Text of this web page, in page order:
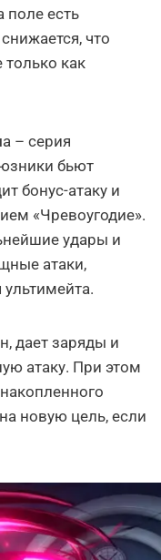
поле есть
что
как
а – серия
бьют
бонус-атаку и
«Чревоугодие».
удары и
атаки,
дает заряды и
атаку. При этом
новую цель, если